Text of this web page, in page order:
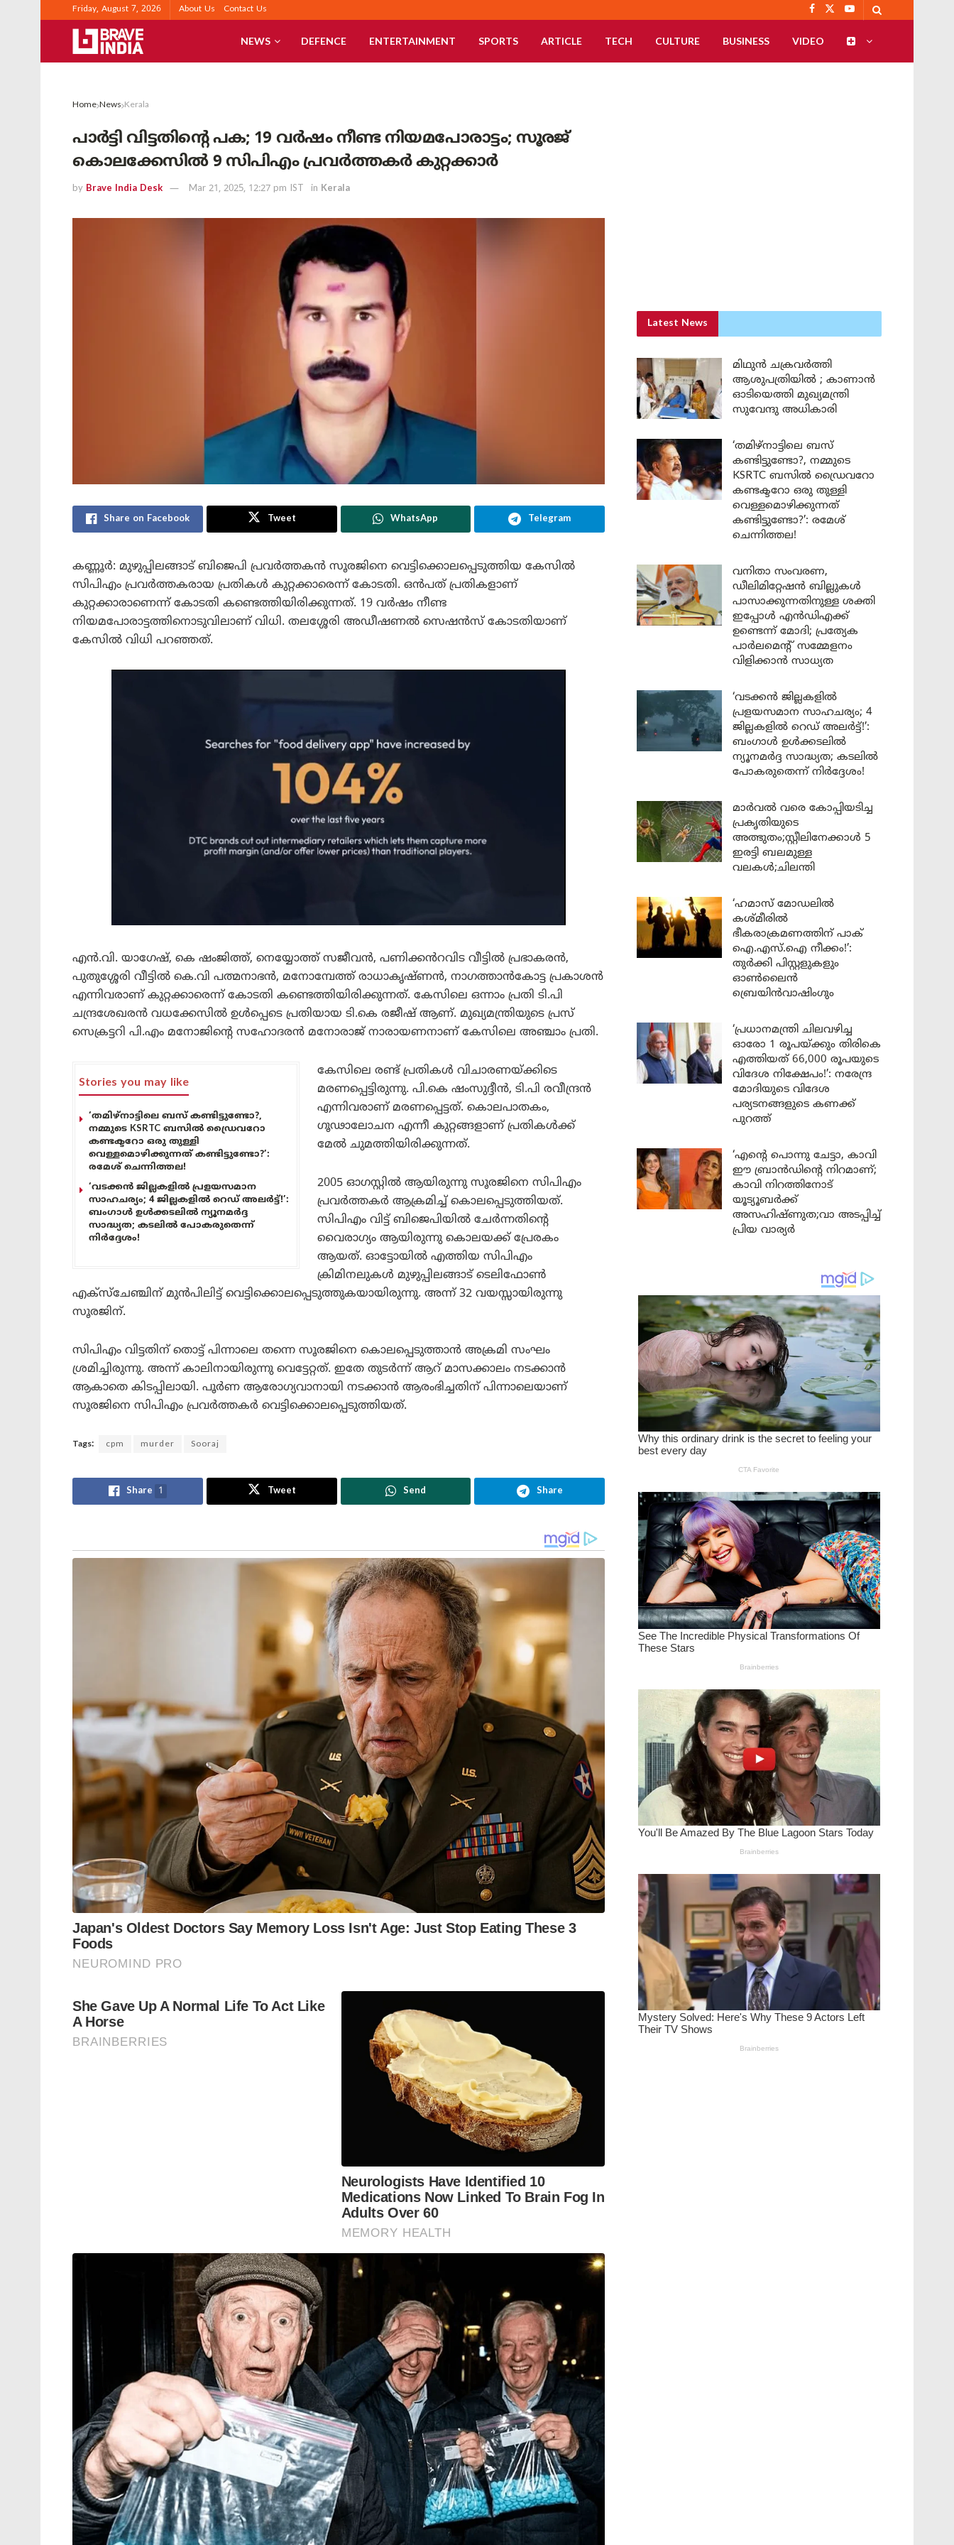
Friday, August 7, 2026 About Us Contact Us
NEWS DEFENCE ENTERTAINMENT SPORTS ARTICLE TECH CULTURE BUSINESS VIDEO
Home News Kerala
പാർട്ടി വിട്ടതിന്റെ പക; 19 വർഷം നീണ്ട നിയമപോരാട്ടം; സൂരജ്
കൊലക്കേസിൽ 9 സിപിഎം പ്രവർത്തകർ കുറ്റക്കാർ
by Brave India Desk Mar 21, 2025, 12:27 pm IST in Kerala
Share on Facebook Tweet WhatsApp Telegram
കണ്ണൂർ: മുഴുപ്പിലങ്ങാട് ബിജെപി പ്രവർത്തകൻ സൂരജിനെ വെട്ടിക്കൊലപ്പെടുത്തിയ കേസിൽ
സിപിഎം പ്രവർത്തകരായ പ്രതികൾ കുറ്റക്കാരെന്ന് കോടതി. ഒൻപത് പ്രതികളാണ്
കുറ്റക്കാരാണെന്ന് കോടതി കണ്ടെത്തിയിരിക്കുന്നത്. 19 വർഷം നീണ്ട
നിയമപോരാട്ടത്തിനൊടുവിലാണ് വിധി. തലശ്ശേരി അഡീഷണൽ സെഷൻസ് കോടതിയാണ്
കേസിൽ വിധി പറഞ്ഞത്.
എൻ.വി. യാഗേഷ്, കെ ഷംജിത്ത്, നെയ്യോത്ത് സജീവൻ, പണിക്കൻറവിട വീട്ടിൽ പ്രഭാകരൻ,
പുതുശ്ശേരി വീട്ടിൽ കെ.വി പത്മനാഭൻ, മനോമ്പേത്ത് രാധാകൃഷ്ണൻ, നാഗത്താൻകോട്ട പ്രകാശൻ
എന്നിവരാണ് കുറ്റക്കാരെന്ന് കോടതി കണ്ടെത്തിയിരിക്കുന്നത്. കേസിലെ ഒന്നാം പ്രതി ടി.പി
ചന്ദ്രശേഖരൻ വധക്കേസിൽ ഉൾപ്പെടെ പ്രതിയായ ടി.കെ രജീഷ് ആണ്. മുഖ്യമന്ത്രിയുടെ പ്രസ്
സെക്രട്ടറി പി.എം മനോജിന്റെ സഹോദരൻ മനോരാജ് നാരായണനാണ് കേസിലെ അഞ്ചാം പ്രതി.
Stories you may like
‘തമിഴ്‌നാട്ടിലെ ബസ് കണ്ടിട്ടുണ്ടോ?,
നമ്മുടെ KSRTC ബസിൽ ഡ്രൈവറോ
കണ്ടക്ടറോ ഒരു തുള്ളി
വെള്ളമൊഴിക്കുന്നത് കണ്ടിട്ടുണ്ടോ?’:
രമേശ് ചെന്നിത്തല!
‘വടക്കൻ ജില്ലകളിൽ പ്രളയസമാന
സാഹചര്യം; 4 ജില്ലകളിൽ റെഡ് അലർട്ട്!’:
ബംഗാൾ ഉൾക്കടലിൽ ന്യൂനമർദ്ദ
സാദ്ധ്യത; കടലിൽ പോകരുതെന്ന്
നിർദ്ദേശം!
കേസിലെ രണ്ട് പ്രതികൾ വിചാരണയ്ക്കിടെ
മരണപ്പെട്ടിരുന്നു. പി.കെ ഷംസുദ്ദീൻ, ടി.പി രവീന്ദ്രൻ
എന്നിവരാണ് മരണപ്പെട്ടത്. കൊലപാതകം,
ഗൂഢാലോചന എന്നീ കുറ്റങ്ങളാണ് പ്രതികൾക്ക്
മേൽ ചുമത്തിയിരിക്കുന്നത്.
2005 ഓഗസ്റ്റിൽ ആയിരുന്നു സൂരജിനെ സിപിഎം
പ്രവർത്തകർ ആക്രമിച്ച് കൊലപ്പെടുത്തിയത്.
സിപിഎം വിട്ട് ബിജെപിയിൽ ചേർന്നതിന്റെ
വൈരാഗ്യം ആയിരുന്നു കൊലയക്ക് പ്രേരകം
ആയത്. ഓട്ടോയിൽ എത്തിയ സിപിഎം
ക്രിമിനലുകൾ മുഴുപ്പിലങ്ങാട് ടെലിഫോൺ
എക്‌സ്‌ചേഞ്ചിന് മുൻപിലിട്ട് വെട്ടിക്കൊലപ്പെടുത്തുകയായിരുന്നു. അന്ന് 32 വയസ്സായിരുന്നു
സൂരജിന്.
സിപിഎം വിട്ടതിന് തൊട്ട് പിന്നാലെ തന്നെ സൂരജിനെ കൊലപ്പെടുത്താൻ അക്രമി സംഘം
ശ്രമിച്ചിരുന്നു. അന്ന് കാലിനായിരുന്നു വെട്ടേറ്റത്. ഇതേ തുടർന്ന് ആറ് മാസക്കാലം നടക്കാൻ
ആകാതെ കിടപ്പിലായി. പൂർണ ആരോഗ്യവാനായി നടക്കാൻ ആരംഭിച്ചതിന് പിന്നാലെയാണ്
സൂരജിനെ സിപിഎം പ്രവർത്തകർ വെട്ടിക്കൊലപ്പെടുത്തിയത്.
Tags: cpm murder Sooraj
Share 1 Tweet Send Share
Latest News
മിഥുൻ ചക്രവർത്തി
ആശുപത്രിയിൽ ; കാണാൻ
ഓടിയെത്തി മുഖ്യമന്ത്രി
സുവേന്ദു അധികാരി
‘തമിഴ്‌നാട്ടിലെ ബസ്
കണ്ടിട്ടുണ്ടോ?, നമ്മുടെ
KSRTC ബസിൽ ഡ്രൈവറോ
കണ്ടക്ടറോ ഒരു തുള്ളി
വെള്ളമൊഴിക്കുന്നത്
കണ്ടിട്ടുണ്ടോ?’: രമേശ്
ചെന്നിത്തല!
വനിതാ സംവരണ,
ഡീലിമിറ്റേഷൻ ബില്ലുകൾ
പാസാക്കുന്നതിനുള്ള ശക്തി
ഇപ്പോൾ എൻഡിഎക്ക്
ഉണ്ടെന്ന് മോദി; പ്രത്യേക
പാർലമെന്റ് സമ്മേളനം
വിളിക്കാൻ സാധ്യത
‘വടക്കൻ ജില്ലകളിൽ
പ്രളയസമാന സാഹചര്യം; 4
ജില്ലകളിൽ റെഡ് അലർട്ട്!’:
ബംഗാൾ ഉൾക്കടലിൽ
ന്യൂനമർദ്ദ സാദ്ധ്യത; കടലിൽ
പോകരുതെന്ന് നിർദ്ദേശം!
മാർവൽ വരെ കോപ്പിയടിച്ച
പ്രകൃതിയുടെ
അത്ഭുതം;സ്റ്റീലിനേക്കാൾ 5
ഇരട്ടി ബലമുള്ള
വലകൾ;ചിലന്തി
‘ഹമാസ് മോഡലിൽ
കശ്മീരിൽ
ഭീകരാക്രമണത്തിന് പാക്
ഐ.എസ്.ഐ നീക്കം!’:
തുർക്കി പിസ്റ്റളുകളും
ഓൺലൈൻ
ബ്രെയിൻവാഷിംഗും
‘പ്രധാനമന്ത്രി ചിലവഴിച്ച
ഓരോ 1 രൂപയ്ക്കും തിരികെ
എത്തിയത് 66,000 രൂപയുടെ
വിദേശ നിക്ഷേപം!’: നരേന്ദ്ര
മോദിയുടെ വിദേശ
പര്യടനങ്ങളുടെ കണക്ക്
പുറത്ത്
‘എന്റെ പൊന്നു ചേട്ടാ, കാവി
ഈ ബ്രാൻഡിന്റെ നിറമാണ്;
കാവി നിറത്തിനോട്
യൂട്യൂബർക്ക്
അസഹിഷ്ണുത;വാ അടപ്പിച്ച്
പ്രിയ വാര്യർ